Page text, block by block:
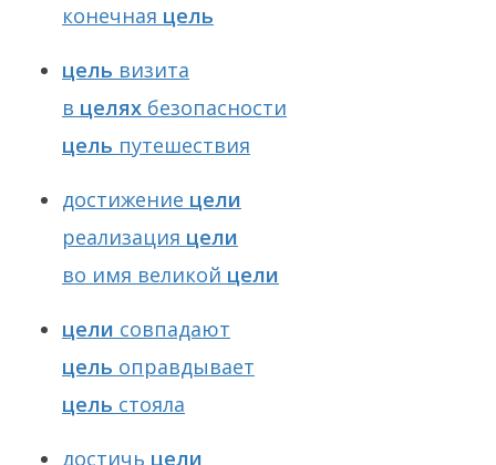
конечная цель
цель визита
в целях безопасности
цель путешествия
достижение цели
реализация цели
во имя великой цели
цели совпадают
цель оправдывает
цель стояла
достичь цели